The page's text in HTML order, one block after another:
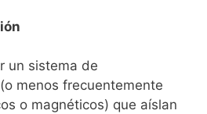
un sistema de
menos frecuentemente
o magnéticos) que aíslan